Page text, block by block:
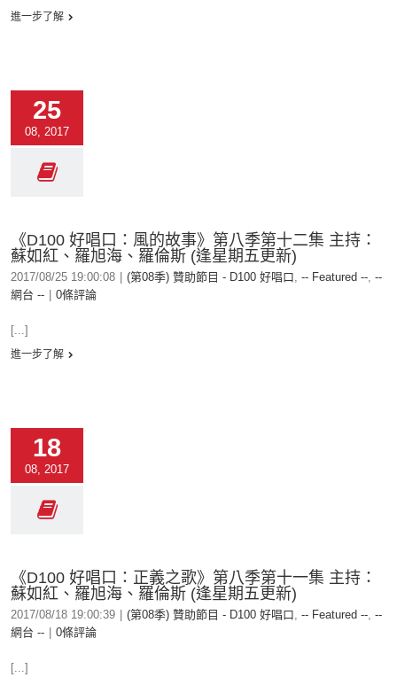
進一步了解
25
08, 2017
《D100 好唱口：風的故事》第八季第十二集 主持：
蘇如紅、羅旭海、羅倫斯 (逢星期五更新)
2017/08/25 19:00:08 (第08季) 贊助節目 - D100 好唱口, -- Featured --, --
網台 --
0條評論
[...]
進一步了解
18
08, 2017
《D100 好唱口：正義之歌》第八季第十一集 主持：
蘇如紅、羅旭海、羅倫斯 (逢星期五更新)
2017/08/18 19:00:39 (第08季) 贊助節目 - D100 好唱口, -- Featured --, --
網台 --
0條評論
[...]